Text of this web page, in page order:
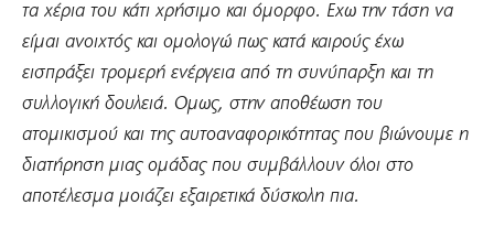
τα χέρια του κάτι χρήσιμο και όμορφο. Εχω την τάση να
είμαι ανοιχτός και ομολογώ πως κατά καιρούς έχω
εισπράξει τρομερή ενέργεια από τη συνύπαρξη και τη
συλλογική δουλειά. Ομως, στην αποθέωση του
ατομικισμού και της αυτοαναφορικότητας που βιώνουμε η
διατήρηση μιας ομάδας που συμβάλλουν όλοι στο
αποτέλεσμα μοιάζει εξαιρετικά δύσκολη πια.